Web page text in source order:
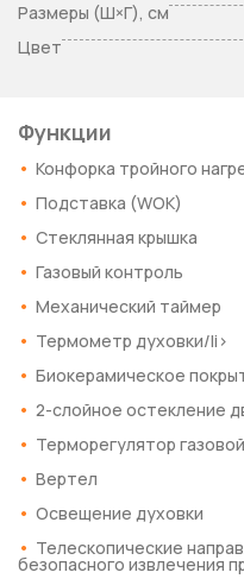
Размеры (Ш×Г), см
Цвет
Функции
Конфорка тройного
Подставка (WOK)
Стеклянная крышка
Газовый контроль
Механический таймер
Термометр духовки/li>
Биокерамическое
2-слойное остекление
Терморегулятор
Вертел
Освещение духовки
Телескопические
безопасного извлечения